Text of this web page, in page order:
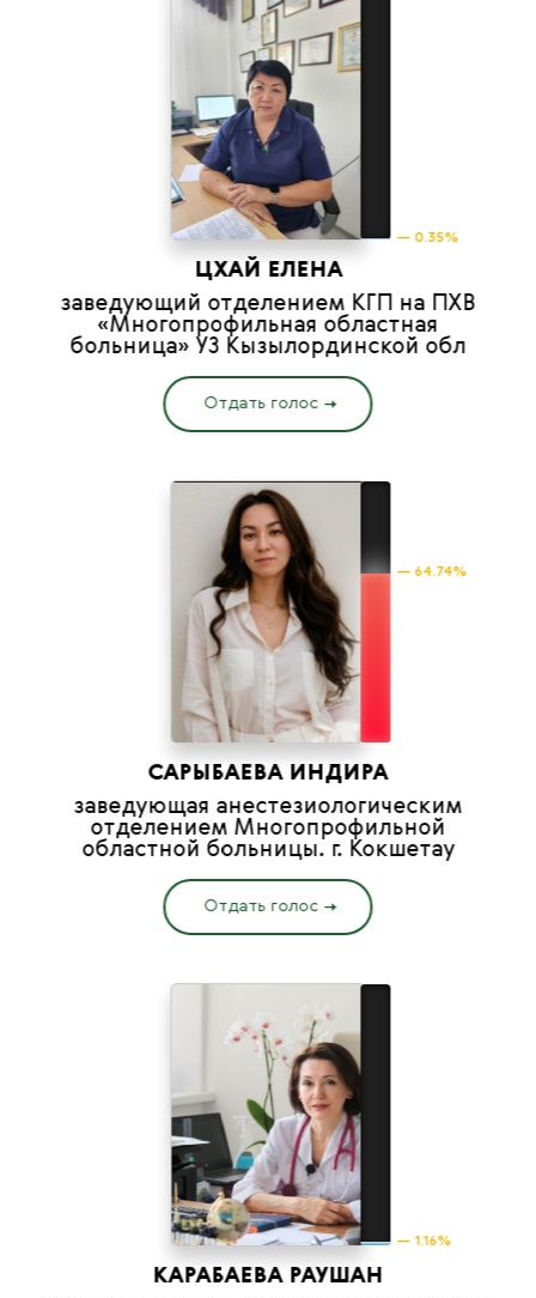
— 0.35%
ЦХАЙ ЕЛЕНА
заведующий отделением КГП на ПХВ
«Многопрофильная областная
больница» УЗ Кызылординской обл
Отдать голос
— 64.74%
САРЫБАЕВА ИНДИРА
заведующая анестезиологическим
отделением Многопрофильной
областной больницы. г. Кокшетау
Отдать голос
— 1.16%
КАРАБАЕВА РАУШАН